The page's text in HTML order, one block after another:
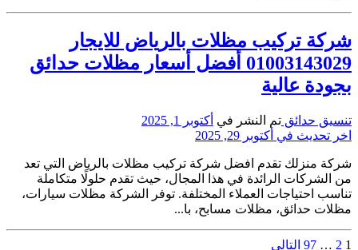
شركة تركيب مظلات بالرياض للايجار
01003143029 أفضل أسعار مظلات حدائق
بجودة عالية
تنسيق حدائق تم النشر في أكتوبر 1, 2025
اخر تحديث في أكتوبر 29, 2025
شركة منزلك تقدم افضل شركة تركيب مظلات بالرياض التي تعد
من الشركات الرائدة في هذا المجال، حيث تقدم حلولًا متكاملة
تناسب احتياجات العملاء المختلفة. توفر الشركة مظلات سيارات،
مظلات حدائق، مظلات مسابح، با...
1
2
…
97 التالي